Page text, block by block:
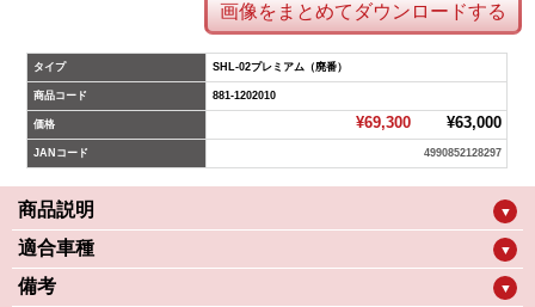
画像をまとめてダウンロードする
タイプ SHL-02プレミアム（廃番）
商品コード 881-1202010
価格 ¥69,300¥63,000
JANコード 4990852128297
商品説明 ▼
適合車種 ▼
備考 ▼